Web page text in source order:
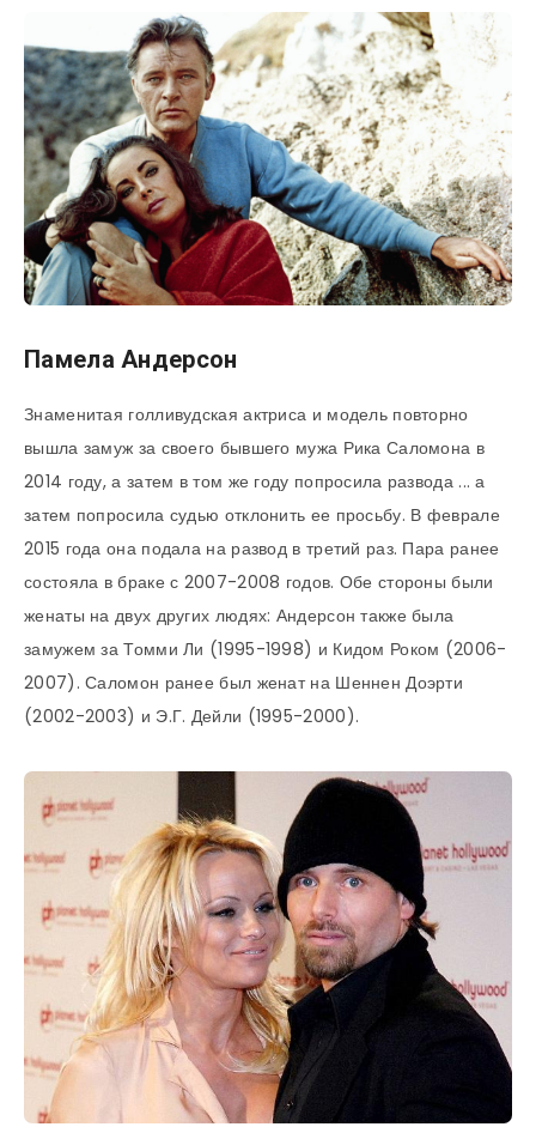
Памела Андерсон
Знаменитая голливудская актриса и модель повторно
вышла замуж за своего бывшего мужа Рика Саломона в
2014 году, а затем в том же году попросила развода ... а
затем попросила судью отклонить ее просьбу. В феврале
2015 года она подала на развод в третий раз. Пара ранее
состояла в браке с 2007-2008 годов. Обе стороны были
женаты на двух других людях: Андерсон также была
замужем за Томми Ли (1995-1998) и Кидом Роком (2006-
2007). Саломон ранее был женат на Шеннен Доэрти
(2002-2003) и Э.Г. Дейли (1995-2000).